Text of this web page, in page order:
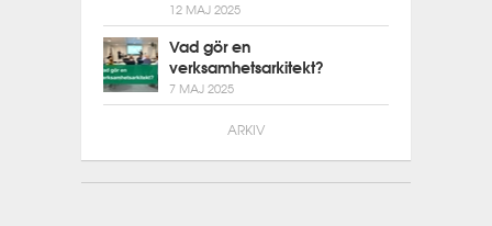
12 MAJ 2025
Vad gör en
verksamhetsarkitekt?
7 MAJ 2025
ARKIV